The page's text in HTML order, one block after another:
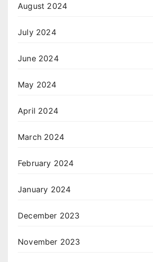
August 2024
July 2024
June 2024
May 2024
April 2024
March 2024
February 2024
January 2024
December 2023
November 2023